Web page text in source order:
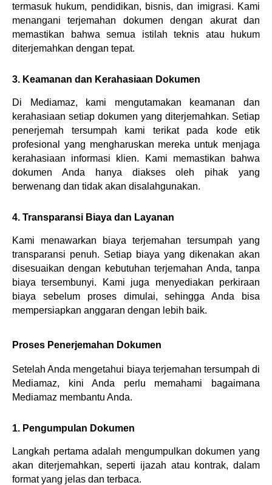
termasuk hukum, pendidikan, bisnis, dan imigrasi. Kami
menangani terjemahan dokumen dengan akurat dan
memastikan bahwa semua istilah teknis atau hukum
diterjemahkan dengan tepat.
3. Keamanan dan Kerahasiaan Dokumen
Di Mediamaz, kami mengutamakan keamanan dan
kerahasiaan setiap dokumen yang diterjemahkan. Setiap
penerjemah tersumpah kami terikat pada kode etik
profesional yang mengharuskan mereka untuk menjaga
kerahasiaan informasi klien. Kami memastikan bahwa
dokumen Anda hanya diakses oleh pihak yang
berwenang dan tidak akan disalahgunakan.
4. Transparansi Biaya dan Layanan
Kami menawarkan biaya terjemahan tersumpah yang
transparansi penuh. Setiap biaya yang dikenakan akan
disesuaikan dengan kebutuhan terjemahan Anda, tanpa
biaya tersembunyi. Kami juga menyediakan perkiraan
biaya sebelum proses dimulai, sehingga Anda bisa
mempersiapkan anggaran dengan lebih baik.
Proses Penerjemahan Dokumen
Setelah Anda mengetahui biaya terjemahan tersumpah di
Mediamaz, kini Anda perlu memahami bagaimana
Mediamaz membantu Anda.
1. Pengumpulan Dokumen
Langkah pertama adalah mengumpulkan dokumen yang
akan diterjemahkan, seperti ijazah atau kontrak, dalam
format yang jelas dan terbaca.